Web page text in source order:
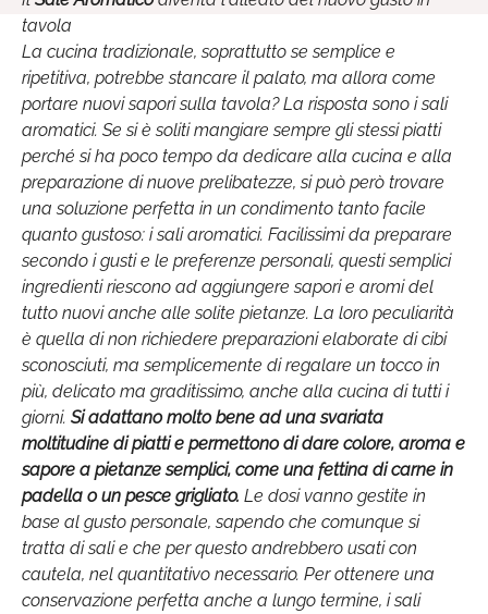
tavola
La cucina tradizionale, soprattutto se semplice e
ripetitiva, potrebbe stancare il palato, ma allora come
portare nuovi sapori sulla tavola? La risposta sono i sali
aromatici. Se si è soliti mangiare sempre gli stessi piatti
perché si ha poco tempo da dedicare alla cucina e alla
preparazione di nuove prelibatezze, si può però trovare
una soluzione perfetta in un condimento tanto facile
quanto gustoso: i sali aromatici. Facilissimi da preparare
secondo i gusti e le preferenze personali, questi semplici
ingredienti riescono ad aggiungere sapori e aromi del
tutto nuovi anche alle solite pietanze. La loro peculiarità
è quella di non richiedere preparazioni elaborate di cibi
sconosciuti, ma semplicemente di regalare un tocco in
più, delicato ma graditissimo, anche alla cucina di tutti i
giorni. Si adattano molto bene ad una svariata
moltitudine di piatti e permettono di dare colore, aroma e
sapore a pietanze semplici, come una fettina di carne in
padella o un pesce grigliato. Le dosi vanno gestite in
base al gusto personale, sapendo che comunque si
tratta di sali e che per questo andrebbero usati con
cautela, nel quantitativo necessario. Per ottenere una
conservazione perfetta anche a lungo termine, i sali